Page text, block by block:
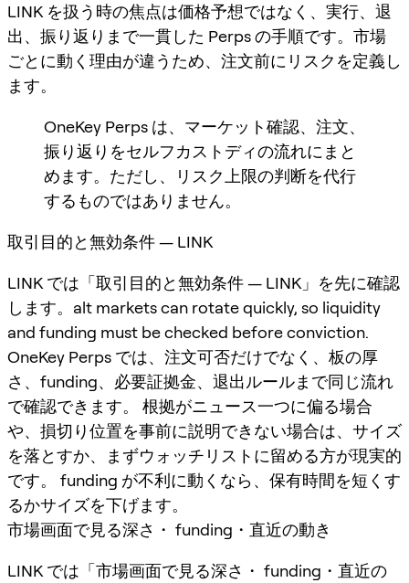
LINK を扱う時の焦点は価格予想ではなく、実行、退
出、振り返りまで一貫した Perps の手順です。市場
ごとに動く理由が違うため、注文前にリスクを定義し
ます。
OneKey Perps は、マーケット確認、注文、
振り返りをセルフカストディの流れにまと
めます。ただし、リスク上限の判断を代行
するものではありません。
取引目的と無効条件 — LINK
LINK では「取引目的と無効条件 — LINK」を先に確認
します。alt markets can rotate quickly, so liquidity
and funding must be checked before conviction.
OneKey Perps では、注文可否だけでなく、板の厚
さ、funding、必要証拠金、退出ルールまで同じ流れ
で確認できます。 根拠がニュース一つに偏る場合
や、損切り位置を事前に説明できない場合は、サイズ
を落とすか、まずウォッチリストに留める方が現実的
です。 funding が不利に動くなら、保有時間を短くす
るかサイズを下げます。
市場画面で見る深さ・ funding・直近の動き
LINK では「市場画面で見る深さ・ funding・直近の